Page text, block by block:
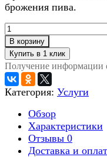
брожения пива.
В корзину
Получение информации
Категория: Услуги
Обзор
Характеристики
Отзывы 0
Доставка и